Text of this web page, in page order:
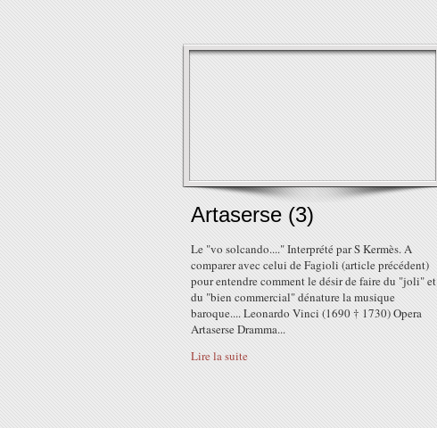
Artaserse (3)
Le "vo solcando...." Interprété par S Kermès. A
comparer avec celui de Fagioli (article précédent)
pour entendre comment le désir de faire du "joli" et
du "bien commercial" dénature la musique
baroque.... Leonardo Vinci (1690 † 1730) Opera
Artaserse Dramma...
Lire la suite